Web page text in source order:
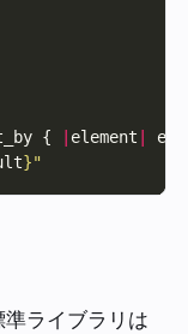
{ element
}"
ライブラリは